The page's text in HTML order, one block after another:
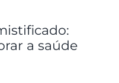
a saúde